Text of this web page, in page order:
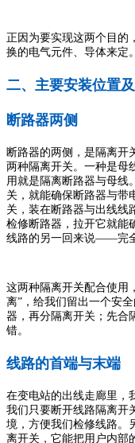
正因为要实现这两个目的
换的电气元件、导体来定。
二、主要安装位置
断路器两侧
断路器的两侧，是隔离开
两种隔离开关。一种是母
用就是隔离断路器与母线
关，就能确保断路器与带
关，装在断路器与出线线
检修断路器，拉开它就
线路的另一回来说——完
这两种隔离开关配合使用
离”，给我们留出一个安
器，再分隔离开关；先合
错。
线路的首端与末端
在变电站的出线走廊里，
我们只要断开线路隔离开
境，方便我们检修线路。
离开关，它能把用户内部